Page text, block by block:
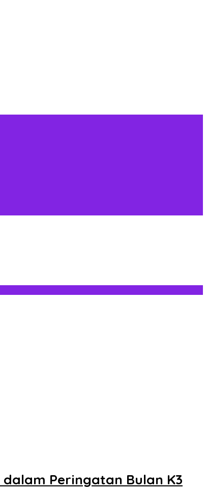
dalam Peringatan Bulan K3